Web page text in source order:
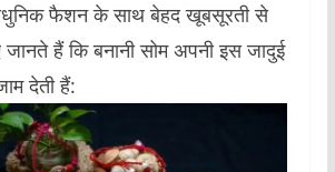
फैशन के साथ बेहद खूबसूरती से
हैं कि बनानी सोम अपनी इस जादुई
देती हैं: